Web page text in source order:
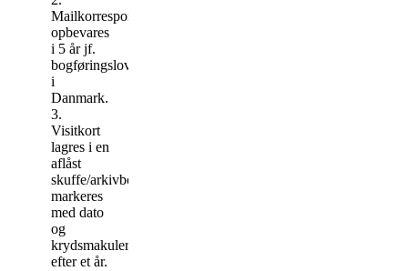
Mailkorrespondance
opbevares
i 5 år jf.
bogføringsloven
i
Danmark.
3.
Visitkort
lagres i en
aflåst
skuffe/arkivboks,
markeres
med dato
og
krydsmakuleres
efter et år.